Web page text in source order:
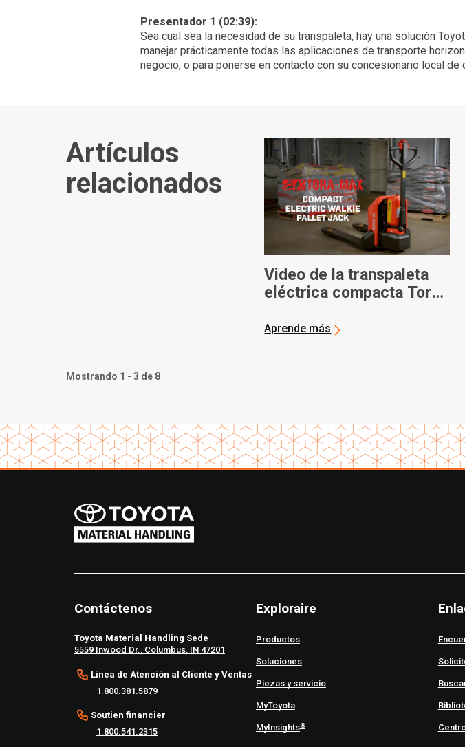
Presentador 1 (02:39):
Sea cual sea la necesidad de su transpaleta, hay una solución
manejar prácticamente todas las aplicaciones de transporte
negocio, o para ponerse en contacto con su concesionario local
Artículos
relacionados
Video de la transpaleta
eléctrica compacta Tora-
Aprende más
Mostrando 1 - 3 de 8
Contáctenos
Toyota Material Handling Sede
5559 Inwood Dr., Columbus, IN 47201
Línea de Atención al Cliente y Ventas
1.800.381.5879
Soutien financier
1.800.541.2315
Exploraire
Productos
Soluciones
Piezas y servicio
MyToyota
MyInsights®